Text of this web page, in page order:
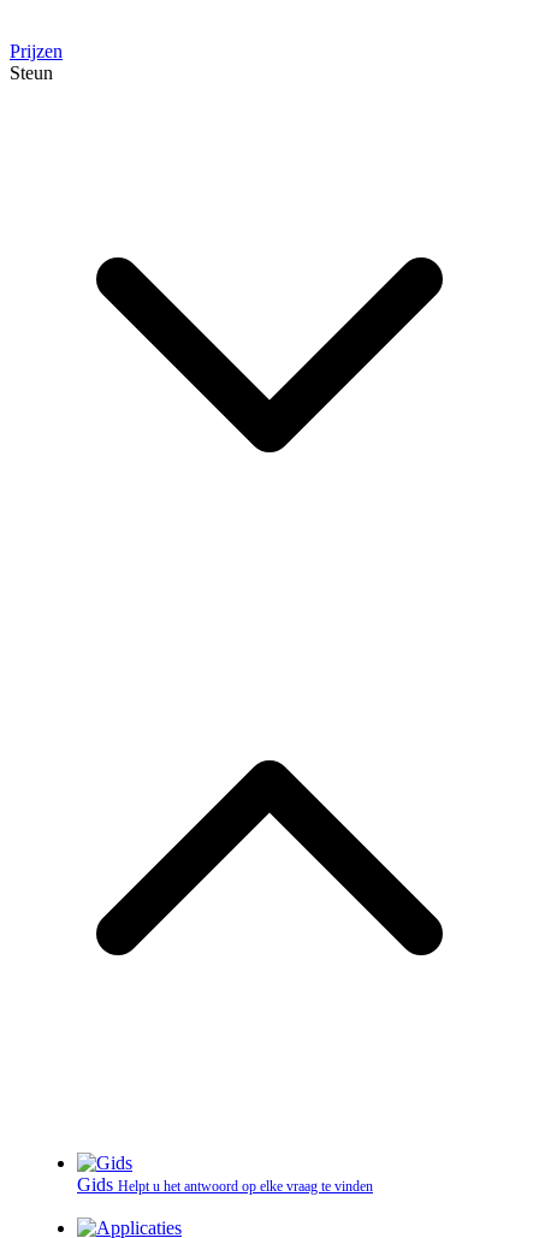
Prijzen
Steun
Gids Helpt u het antwoord op elke vraag te vinden